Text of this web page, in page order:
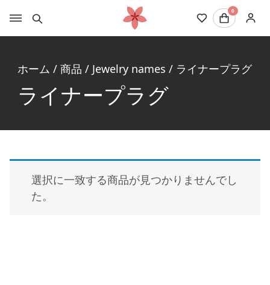
0
ホーム / 商品 / Jewelry names / ライナープラグ
ライナープラグ
選択に一致する商品が見つかりませんでし
た。